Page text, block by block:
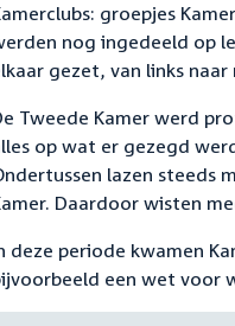
groepjes
nog ingedeeld op
gezet, van links naar
Tweede Kamer werd
op wat er gezegd
lazen steeds
Daardoor wisten
deze periode kwamen
een wet voor